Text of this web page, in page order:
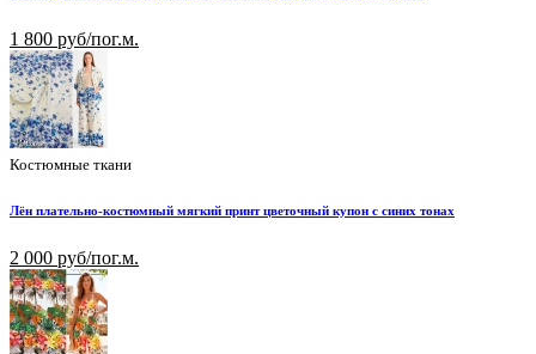
1 800 руб/пог.м.
Костюмные ткани
Лён плательно-костюмный мягкий принт цветочный купон с синих тонах
2 000 руб/пог.м.